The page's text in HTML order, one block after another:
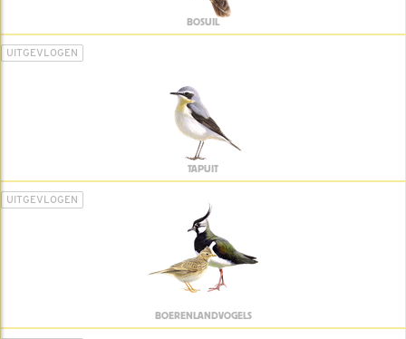
BOSUIL
UITGEVLOGEN
TAPUIT
UITGEVLOGEN
BOERENLANDVOGELS